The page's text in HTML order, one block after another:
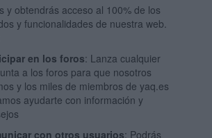
y obtendrás acceso al 100% de los
y funcionalidades de nuestra web.
en los foros: Lanza cualquier
a los foros para que nosotros
y los miles de miembros de yaq.es
ayudarte con información y
con otros usuarios: Podrás